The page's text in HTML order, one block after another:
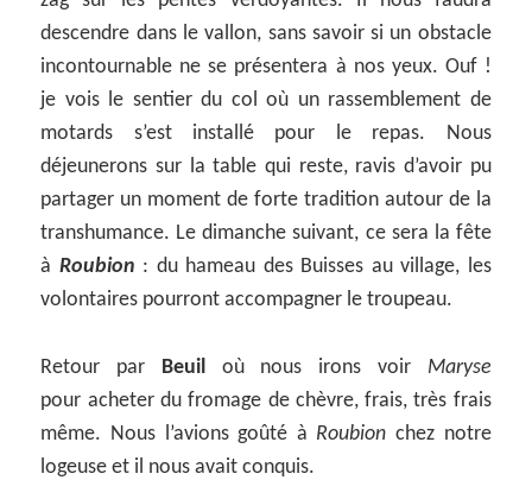
descendre dans le vallon, sans savoir si un obstacle
incontournable ne se présentera à nos yeux. Ouf !
je vois le sentier du col où un rassemblement de
motards s’est installé pour le repas. Nous
déjeunerons sur la table qui reste, ravis d’avoir pu
partager un moment de forte tradition autour de la
transhumance. Le dimanche suivant, ce sera la fête
à Roubion : du hameau des Buisses au village, les
volontaires pourront accompagner le troupeau.
Retour par Beuil où nous irons voir Maryse
pour acheter du fromage de chèvre, frais, très frais
même. Nous l’avions goûté à Roubion chez notre
logeuse et il nous avait conquis.